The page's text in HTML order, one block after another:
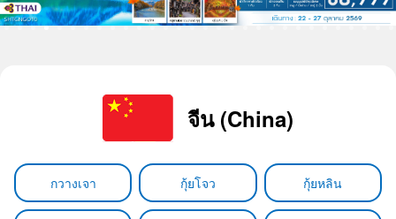
จีน (China)
กวางเจา กุ้ยโจว กุ้ยหลิน